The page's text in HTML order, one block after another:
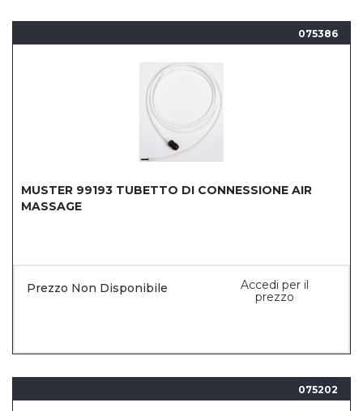
075386
MUSTER 99193 TUBETTO DI CONNESSIONE AIR
MASSAGE
Prezzo Non Disponibile
Accedi per il
prezzo
075202